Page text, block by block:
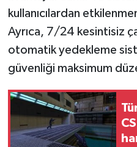
kullanıcılardan
Ayrıca, 7/24 kesintisiz
otomatik yedekleme
güvenliği maksimum